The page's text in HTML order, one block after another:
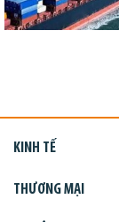
KINH TẾ
THƯƠNG MẠI